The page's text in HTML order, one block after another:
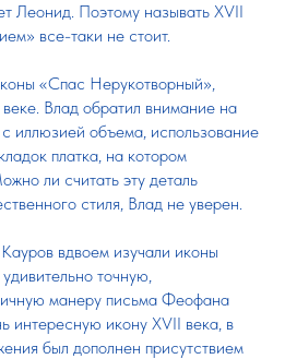
Леонид. Поэтому называть XVII
все-таки не стоит.
«Спас Нерукотворный»,
Влад обратил внимание на
иллюзией объема, использование
платка, на котором
ли считать эту деталь
стиля, Влад не уверен.
вдвоем изучали иконы
точную,
манеру письма Феофана
интересную икону XVII века, в
был дополнен присутствием